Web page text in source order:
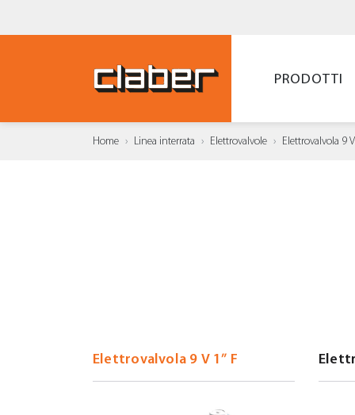
PRODOTTI
Home Linea interrata Elettrovalvole Elettrovalvola 9 V